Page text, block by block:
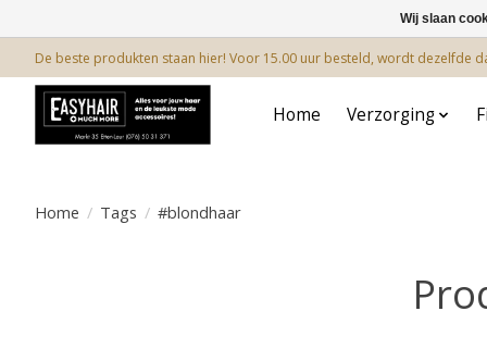
De beste produkten staan hier! Voor 15.00 uur besteld, wordt dezelfde
Home Verzorging
Home / Tags / #blondhaar
Wij slaan